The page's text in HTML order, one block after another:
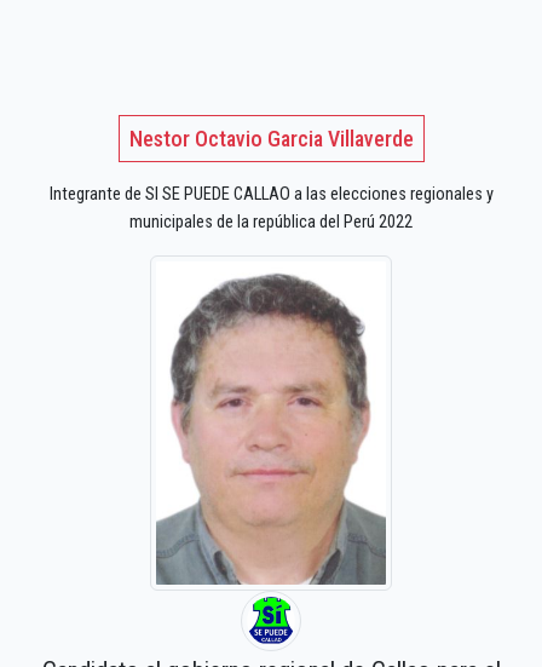
Nestor Octavio Garcia Villaverde
Integrante de SI SE PUEDE CALLAO a las elecciones regionales y
municipales de la república del Perú 2022